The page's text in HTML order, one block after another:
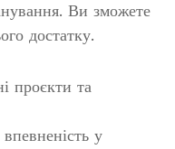
Ви зможете
достатку.
проєкти та
у